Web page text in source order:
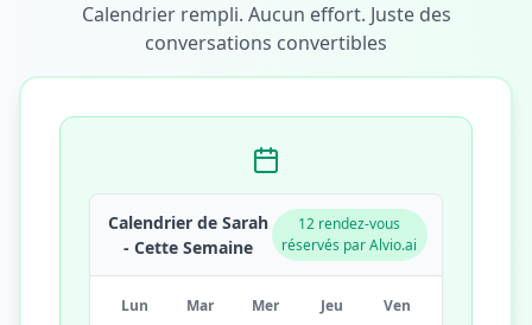
Calendrier rempli. Aucun effort. Juste des
conversations convertibles
Calendrier de Sarah
- Cette Semaine
12 rendez-vous
réservés par Alvio.ai
Lun Mar Mer Jeu
Ven